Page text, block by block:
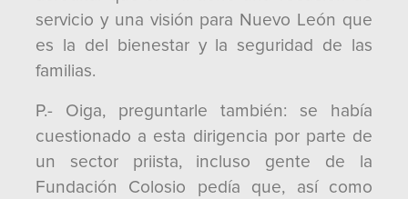
servicio y una visión para Nuevo León que
es la del bienestar y la seguridad de las
familias.
P.- Oiga, preguntarle también: se había
cuestionado a esta dirigencia por parte de
un sector priista, incluso gente de la
Fundación Colosio pedía que, así como